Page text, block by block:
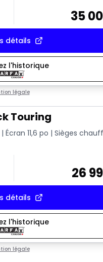
35
détails
l'historique
légale
Touring
Écran 11,6 po | Sièges
26
détails
l'historique
légale